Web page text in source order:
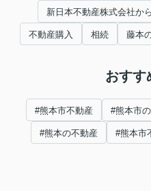
新日本不動産株式会社か
不動産購入 相続 藤本
おすす
#熊本市不動産 #熊本市
#熊本の不動産 #熊本市